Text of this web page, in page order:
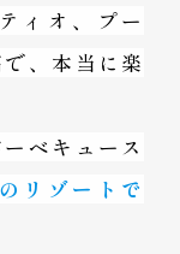
ィオ、プー
、本当に楽
ベキュース
リゾートで